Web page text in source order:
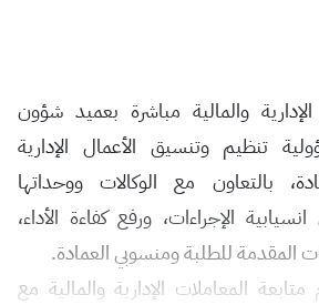
والمالية مباشرة بعميد شؤون
تنظيم وتنسيق الأعمال الإدارية
بالتعاون مع الوكالات ووحداتها
الإجراءات، ورفع كفاءة الأداء،
للطلبة ومنسوبي العمادة.
متابعة المعاملات الإدارية والمالية مع